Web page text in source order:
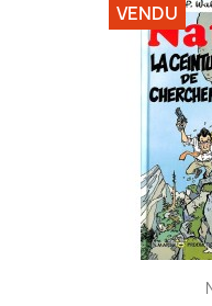
VENDU